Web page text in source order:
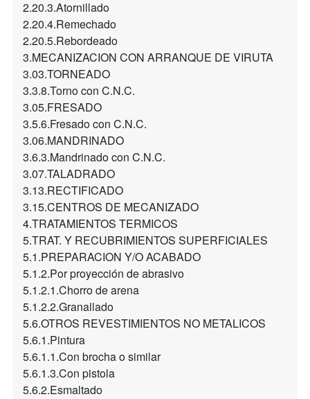
2.20.3.Atornillado
2.20.4.Remechado
2.20.5.Rebordeado
3.MECANIZACION CON ARRANQUE DE VIRUTA
3.03.TORNEADO
3.3.8.Torno con C.N.C.
3.05.FRESADO
3.5.6.Fresado con C.N.C.
3.06.MANDRINADO
3.6.3.Mandrinado con C.N.C.
3.07.TALADRADO
3.13.RECTIFICADO
3.15.CENTROS DE MECANIZADO
4.TRATAMIENTOS TERMICOS
5.TRAT. Y RECUBRIMIENTOS SUPERFICIALES
5.1.PREPARACION Y/O ACABADO
5.1.2.Por proyección de abrasivo
5.1.2.1.Chorro de arena
5.1.2.2.Granallado
5.6.OTROS REVESTIMIENTOS NO METALICOS
5.6.1.Pintura
5.6.1.1.Con brocha o similar
5.6.1.3.Con pistola
5.6.2.Esmaltado